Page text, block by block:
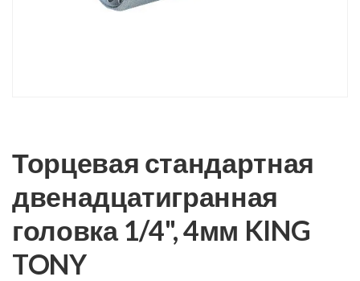
Торцевая стандартная
двенадцатигранная
головка 1/4", 4мм KING
TONY